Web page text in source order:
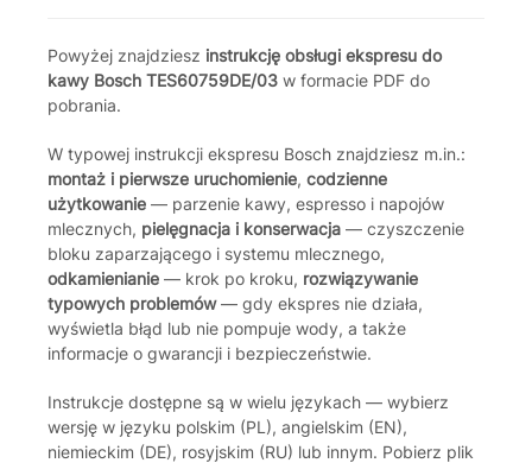
Powyżej znajdziesz instrukcję obsługi ekspresu do
kawy Bosch TES60759DE/03 w formacie PDF do
pobrania.
W typowej instrukcji ekspresu Bosch znajdziesz m.in.:
montaż i pierwsze uruchomienie, codzienne
użytkowanie — parzenie kawy, espresso i napojów
mlecznych, pielęgnacja i konserwacja — czyszczenie
bloku zaparzającego i systemu mlecznego,
odkamienianie — krok po kroku, rozwiązywanie
typowych problemów— gdy ekspres nie działa,
wyświetla błąd lub nie pompuje wody, a także
informacje o gwarancji i bezpieczeństwie.
Instrukcje dostępne są w wielu językach — wybierz
wersję w języku polskim (PL), angielskim (EN),
niemieckim (DE), rosyjskim (RU) lub innym. Pobierz plik